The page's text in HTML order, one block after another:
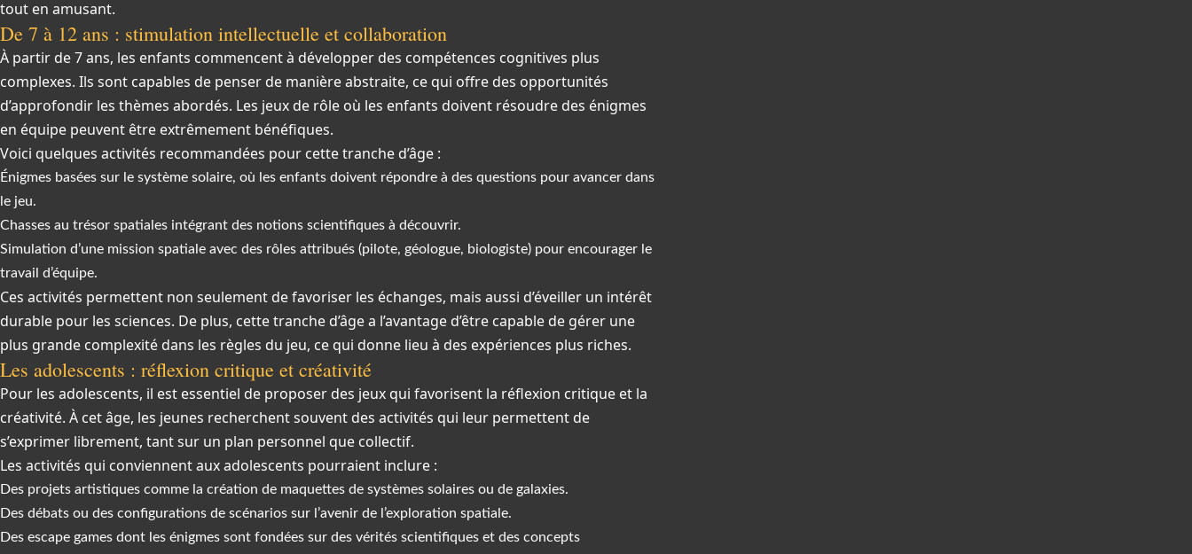
tout en amusant.
De 7 à 12 ans : stimulation intellectuelle et collaboration
À partir de 7 ans, les enfants commencent à développer des compétences cognitives plus
complexes. Ils sont capables de penser de manière abstraite, ce qui offre des opportunités
d’approfondir les thèmes abordés. Les jeux de rôle où les enfants doivent résoudre des énigmes
en équipe peuvent être extrêmement bénéfiques.
Voici quelques activités recommandées pour cette tranche d’âge :
Énigmes basées sur le système solaire, où les enfants doivent répondre à des questions pour avancer dans
le jeu.
Chasses au trésor spatiales intégrant des notions scientifiques à découvrir.
Simulation d’une mission spatiale avec des rôles attribués (pilote, géologue, biologiste) pour encourager le
travail d’équipe.
Ces activités permettent non seulement de favoriser les échanges, mais aussi d’éveiller un intérêt
durable pour les sciences. De plus, cette tranche d’âge a l’avantage d’être capable de gérer une
plus grande complexité dans les règles du jeu, ce qui donne lieu à des expériences plus riches.
Les adolescents : réflexion critique et créativité
Pour les adolescents, il est essentiel de proposer des jeux qui favorisent la réflexion critique et la
créativité. À cet âge, les jeunes recherchent souvent des activités qui leur permettent de
s’exprimer librement, tant sur un plan personnel que collectif.
Les activités qui conviennent aux adolescents pourraient inclure :
Des projets artistiques comme la création de maquettes de systèmes solaires ou de galaxies.
Des débats ou des configurations de scénarios sur l’avenir de l’exploration spatiale.
Des escape games dont les énigmes sont fondées sur des vérités scientifiques et des concepts